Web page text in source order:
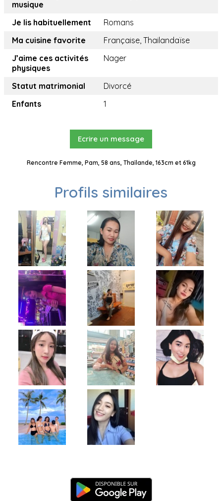
musique
Je lis habituellement
Romans
Ma cuisine favorite
Française, Thailandaïse
J’aime ces activités
physiques
Nager
Statut matrimonial
Divorcé
Enfants
1
Ecrire un message
Rencontre Femme, Pam, 58 ans, Thaïlande, 163cm et 61kg
Profils similaires